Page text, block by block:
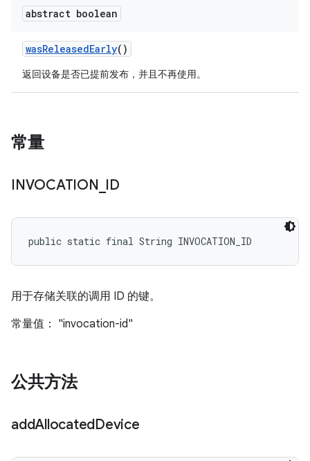
abstract boolean
wasReleasedEarly()
返回设备是否已提前发布，并且不再使用。
常量
INVOCATION ID
public static final String INVOCATION_ID
用于存储关联的调用 ID 的键。
常量值： "invocation-id"
公共方法
addAllocatedDevice